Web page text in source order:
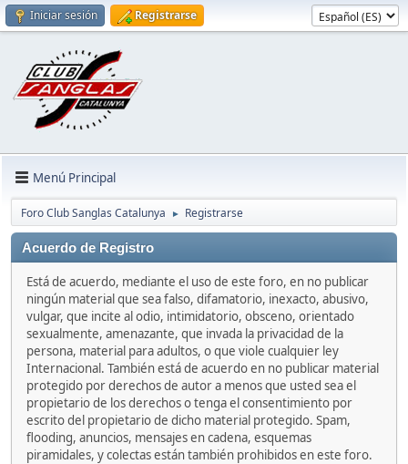
Iniciar sesión Registrarse
Menú Principal
Foro Club Sanglas Catalunya ► Registrarse
Acuerdo de Registro
Está de acuerdo, mediante el uso de este foro, en no publicar
ningún material que sea falso, difamatorio, inexacto, abusivo,
vulgar, que incite al odio, intimidatorio, obsceno, orientado
sexualmente, amenazante, que invada la privacidad de la
persona, material para adultos, o que viole cualquier ley
Internacional. También está de acuerdo en no publicar material
protegido por derechos de autor a menos que usted sea el
propietario de los derechos o tenga el consentimiento por
escrito del propietario de dicho material protegido. Spam,
flooding, anuncios, mensajes en cadena, esquemas
piramidales, y colectas están también prohibidos en este foro.